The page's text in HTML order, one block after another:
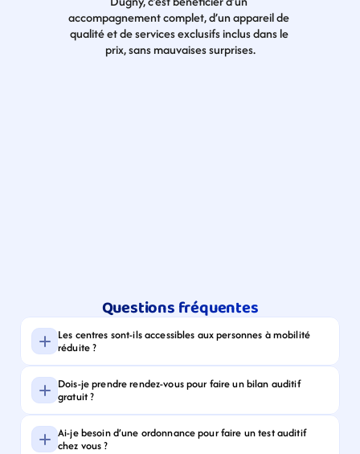
accompagnement complet, d’un appareil de
qualité et de services exclusifs inclus dans le
prix, sans mauvaises surprises.
Questions fréquentes
Les centres sont-ils accessibles aux personnes à mobilité
réduite ?
Dois-je prendre rendez-vous pour faire un bilan auditif
gratuit ?
Ai-je besoin d’une ordonnance pour faire un test auditif
chez vous ?